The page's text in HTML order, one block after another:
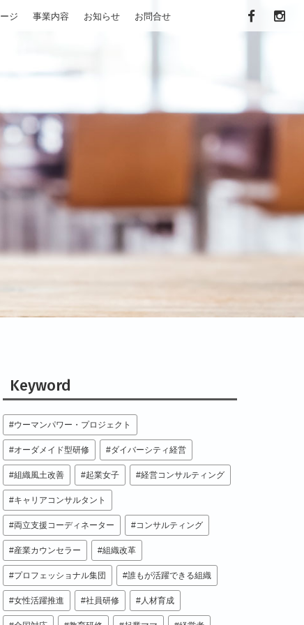
ジ 事業内容 お知らせ お問合せ
Keyword
ウーマンパワー・プロジェクト
オーダメイド型研修 ダイバーシティ経営
組織風土改善 起業女子 経営コンサルティング
キャリアコンサルタント
両立支援コーディネーター コンサルティング
産業カウンセラー 組織改革
プロフェッショナル集団 誰もが活躍できる組織
女性活躍推進 社員研修 人材育成